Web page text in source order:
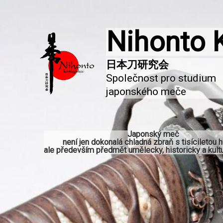
Nihonto
Společnost pro studium
japonského meče
Japonský meč
není jen dokonalá chladná zbraň s tisíciletou
ale především předmět umělecky, historicky a